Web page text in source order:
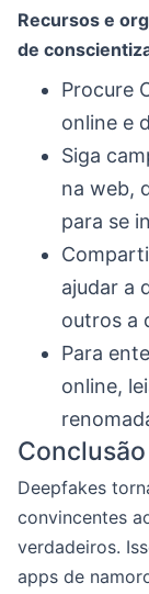
Recursos e
de
Procure
online e
Siga
na web,
para se
ajudar a
outros a
Para
online,
Conclusão
Deepfakes
convincentes
verdadeiros.
apps de